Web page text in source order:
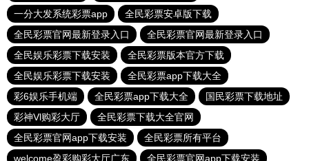
一分大发系统彩票app
全民彩票安卓版下载
全民彩票官网最新登录入口
全民彩票官网最新登录入口
全民娱乐彩票下载安装
全民彩票版本官方下载
全民娱乐彩票下载安装
全民彩票app下载大全
彩6娱乐手机端
全民彩票app下载大全
国民彩票下载地址
彩神Vl购彩大厅
全民彩票下载大全官网
全民彩票官网app下载安装
全民彩票所有平台
welcome盈彩购彩大厅广东
全民彩票官网app下载安装